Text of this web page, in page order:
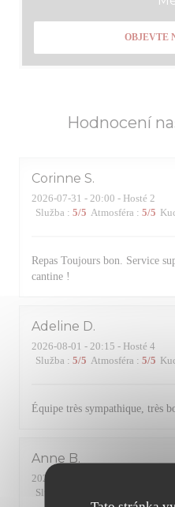
Hodnocení
Corinne S
2026-07-31 - 20:00 - Hosté 2
Služba : 5/5 Atmosféra : 5/5
Repas Toujours bon. Service
cantine !
Adeline D
2026-08-01 - 20:15 - Hosté 4
Služba : 5/5 Atmosféra : 5/5
Équipe très sympathique, très
Anne B
2026-07-31
Služba
OBJEVTE